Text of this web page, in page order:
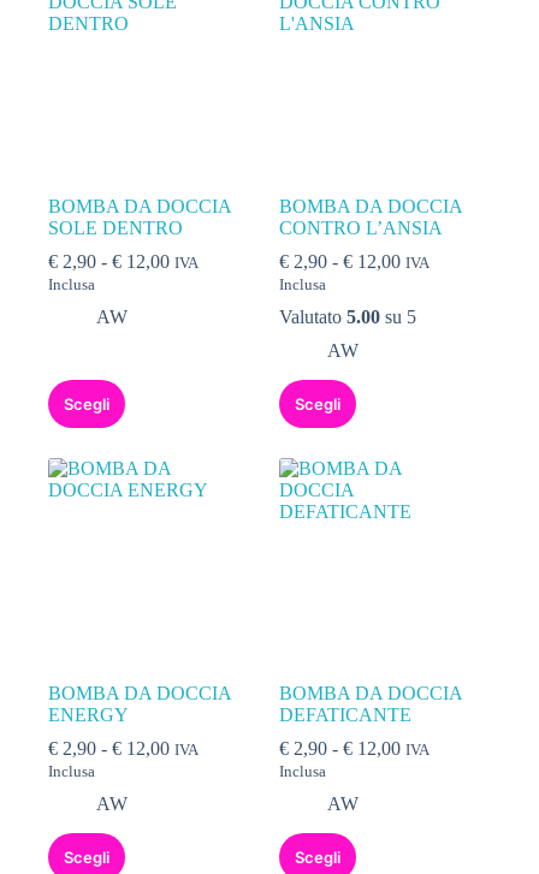
BOMBA DA DOCCIA
SOLE DENTRO
€ 2,90 - € 12,00 IVA
Inclusa
AW
Scegli
BOMBA DA DOCCIA
CONTRO L’ANSIA
€ 2,90 - € 12,00 IVA
Inclusa
Valutato5.00 su 5
AW
Scegli
BOMBA DA DOCCIA
ENERGY
€ 2,90 - € 12,00 IVA
Inclusa
AW
Scegli
BOMBA DA DOCCIA
DEFATICANTE
€ 2,90 - € 12,00 IVA
Inclusa
AW
Scegli